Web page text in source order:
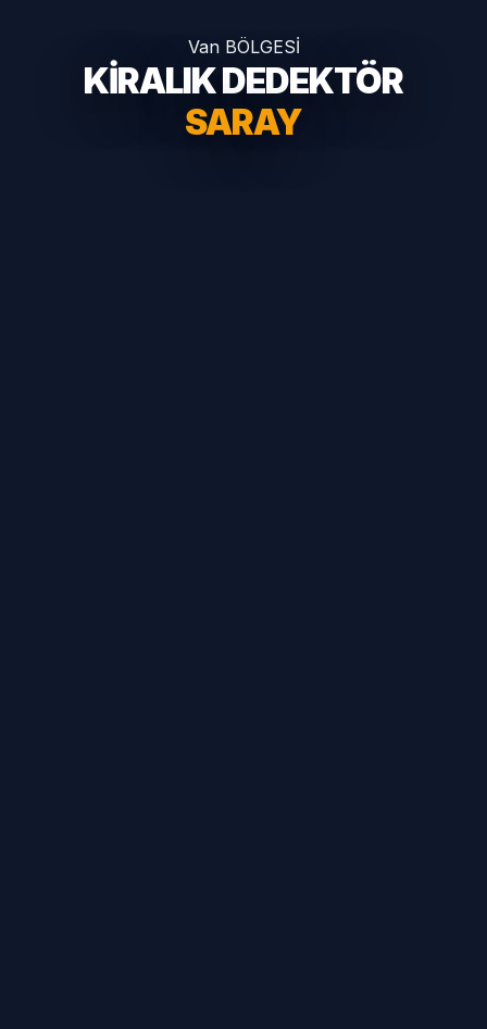
Van BÖLGESİ
KİRALIK DEDEKTÖR
SARAY